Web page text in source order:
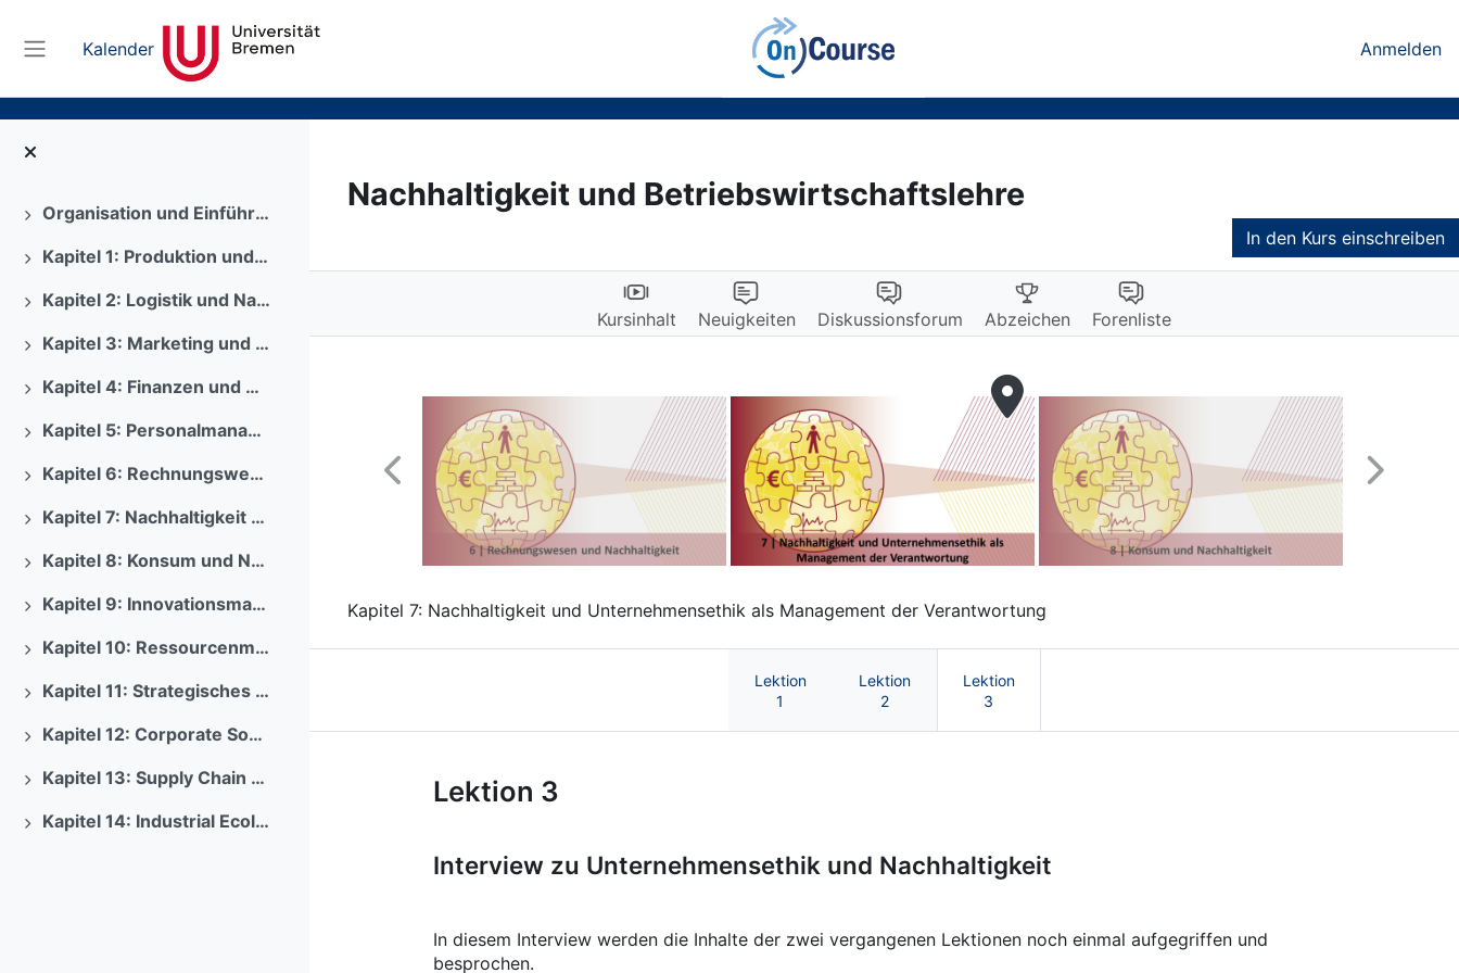
Website-Übersicht
Kalender Anmelden
Ausklappen Organisation und Einführung
Ausklappen Kapitel 1: Produktion und Nachhaltigkeit
Ausklappen Kapitel 2: Logistik und Nachhaltigkeit
Ausklappen Kapitel 3: Marketing und Nachhaltigkeit
Ausklappen Kapitel 4: Finanzen und Nachhaltigkeit
Ausklappen Kapitel 5: Personalmanagement und Nachhaltigkeit
Ausklappen Kapitel 6: Rechnungswesen und Nachhaltigkeit
Ausklappen Kapitel 7: Nachhaltigkeit und Unternehmensethik als Management der Verantwortung
Ausklappen Kapitel 8: Konsum und Nachhaltigkeit
Ausklappen Kapitel 9: Innovationsmanagement und Nachhaltigkeit
Ausklappen Kapitel 10: Ressourcenmanagment und Nachhaltigkeit
Ausklappen Kapitel 11: Strategisches Management und Nachhaltigkeit
Ausklappen Kapitel 12: Corporate Social Responsibility
Ausklappen Kapitel 13: Supply Chain Management und Nachhaltigkeit
Ausklappen Kapitel 14: Industrial Ecology Management und Nachhaltigkeit
Nachhaltigkeit und Betriebswirtschaftslehre
In den Kurs einschreiben
Kursinhalt Neuigkeiten Diskussionsforum Abzeichen Forenliste
Previous
Kapitel 7: Nachhaltigkeit und Unternehmensethik als Management der Verantwortung
Lektion
1
Lektion
2
Lektion
3
Kurs: Nachhaltigkeit und Betriebswirtschaftslehre | OnCourse UB
Lektion 3
Interview zu Unternehmensethik und Nachhaltigkeit
In diesem Interview werden die Inhalte der zwei vergangenen Lektionen noch einmal aufgegriffen und
besprochen.